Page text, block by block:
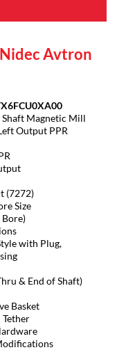
Avtron
Magnetic Mill
Output PPR
(7272)
Size
Bore)
with Plug,
& End of Shaft)
Basket